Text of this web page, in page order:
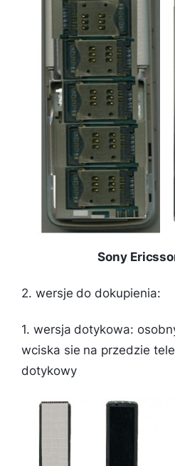
Sony
2. wersje do dokupienia:
1. wersja dotykowa:
wciska sie na przedzie
dotykowy